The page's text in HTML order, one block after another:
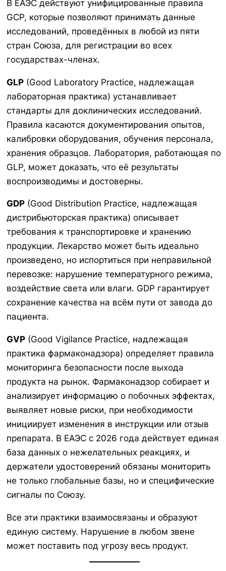
В ЕАЭС действуют унифицированные правила
GCP, которые позволяют принимать данные
исследований, проведённых в любой из пяти
стран Союза, для регистрации во всех
государствах-членах.
GLP (Good Laboratory Practice, надлежащая
лабораторная практика) устанавливает
стандарты для доклинических исследований.
Правила касаются документирования опытов,
калибровки оборудования, обучения персонала,
хранения образцов. Лаборатория, работающая по
GLP, может доказать, что её результаты
воспроизводимы и достоверны.
GDP (Good Distribution Practice, надлежащая
дистрибьюторская практика) описывает
требования к транспортировке и хранению
продукции. Лекарство может быть идеально
произведено, но испортиться при неправильной
перевозке: нарушение температурного режима,
воздействие света или влаги. GDP гарантирует
сохранение качества на всём пути от завода до
пациента.
GVP (Good Vigilance Practice, надлежащая
практика фармаконадзора) определяет правила
мониторинга безопасности после выхода
продукта на рынок. Фармаконадзор собирает и
анализирует информацию о побочных эффектах,
выявляет новые риски, при необходимости
инициирует изменения в инструкции или отзыв
препарата. В ЕАЭС с 2026 года действует единая
база данных о нежелательных реакциях, и
держатели удостоверений обязаны мониторить
не только глобальные базы, но и специфические
сигналы по Союзу.
Все эти практики взаимосвязаны и образуют
единую систему. Нарушение в любом звене
может поставить под угрозу весь продукт.